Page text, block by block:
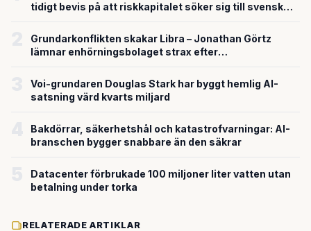
tidigt bevis på att riskkapitalet söker sig till svensk
Grundarkonflikten skakar Libra – Jonathan Görtz
lämnar enhörningsbolaget strax efter
Voi-grundaren Douglas Stark har byggt hemlig AI-
satsning värd kvarts miljard
Bakdörrar, säkerhetshål och katastrofvarningar: AI-
branschen bygger snabbare än den säkrar
Datacenter förbrukade 100 miljoner liter vatten utan
betalning under torka
RELATERADE ARTIKLAR